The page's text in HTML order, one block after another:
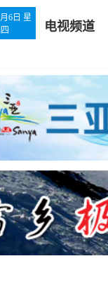
6日 星
电视频道